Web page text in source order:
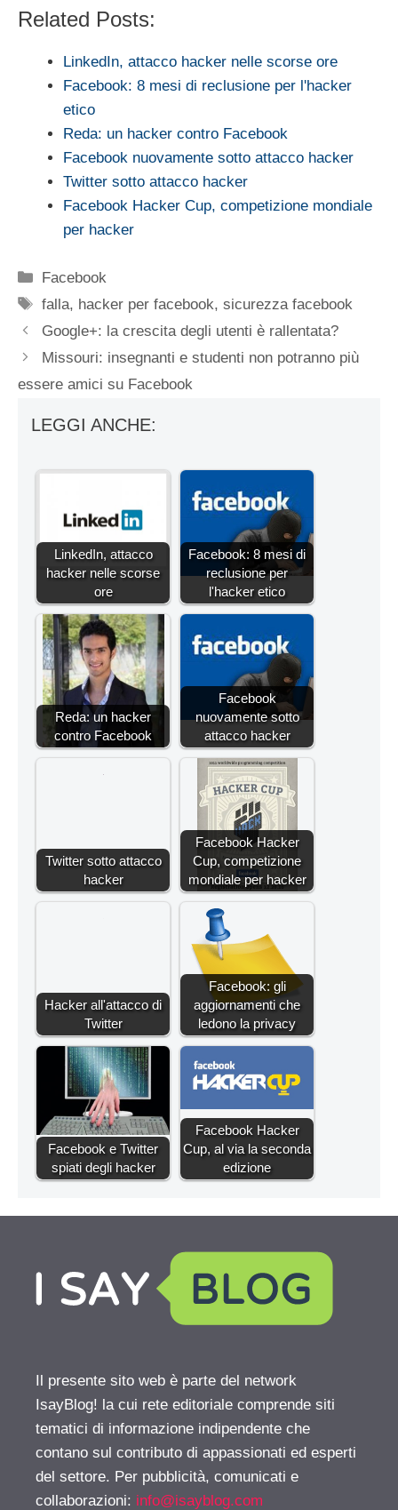
Related Posts:
LinkedIn, attacco hacker nelle scorse ore
Facebook: 8 mesi di reclusione per l'hacker
etico
Reda: un hacker contro Facebook
Facebook nuovamente sotto attacco hacker
Twitter sotto attacco hacker
Facebook Hacker Cup, competizione mondiale
per hacker
Categorie
Facebook
Tag
falla, hacker per facebook,sicurezza facebook
Google+: la crescita degli utenti è rallentata?
Missouri: insegnanti e studenti non potranno più
essere amici su Facebook
LEGGI ANCHE:
LinkedIn, attacco
hacker nelle scorse
ore
Facebook: 8 mesi di
reclusione per
l'hacker etico
Reda: un hacker
contro Facebook
Facebook
nuovamente sotto
attacco hacker
Twitter sotto attacco
hacker
Facebook Hacker
Cup, competizione
mondiale per hacker
Hacker all'attacco di
Twitter
Facebook: gli
aggiornamenti che
ledono la privacy
Facebook e Twitter
spiati degli hacker
Facebook Hacker
Cup, al via la seconda
edizione
Il presente sito web è parte del network
IsayBlog! la cui rete editoriale comprende siti
tematici di informazione indipendente che
contano sul contributo di appassionati ed esperti
del settore. Per pubblicità, comunicati e
collaborazioni: info@isayblog.com